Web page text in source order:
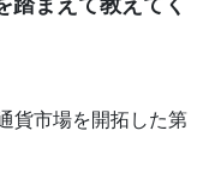
まえて教えてく
貨市場を開拓した第